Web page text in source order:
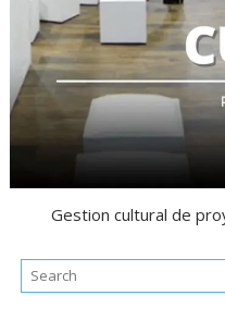
Gestion cultural de